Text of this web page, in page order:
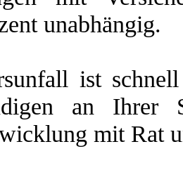
unabhängig.
ist
an
mit Rat